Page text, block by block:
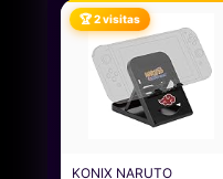
ILUSTRACIONES A
TODO COLOR Y FÁCIL
DE COLGAR | REAL
MADRID NIÑO REGALOS
🏆 2 visitas
KONIX NARUTO